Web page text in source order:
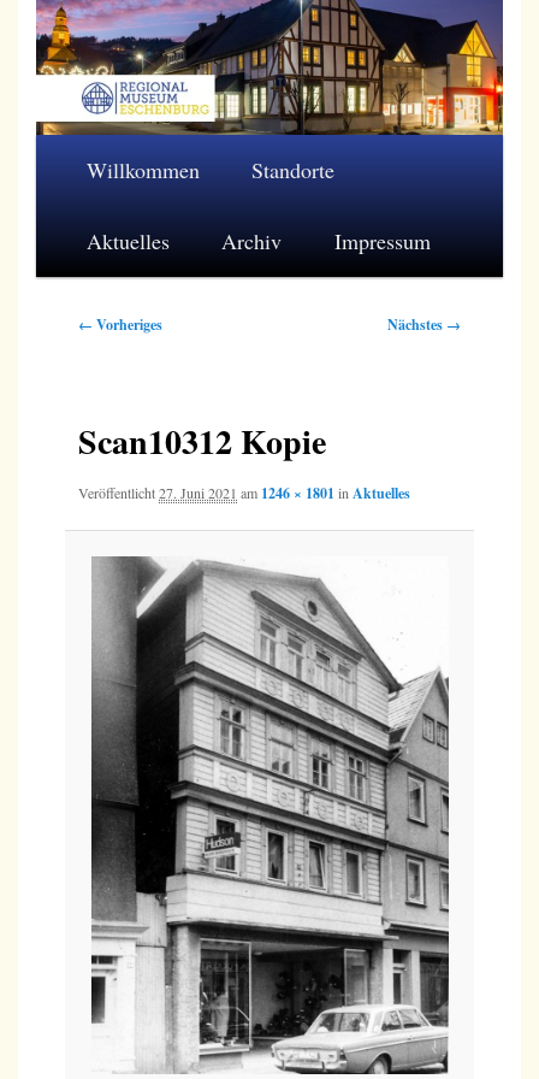
Zum
primären
Inhalt
Regionalmuseum Eschenburg e.V.
Willkommen Standorte
Aktuelles Archiv Impressum
Bilder-
← Vorheriges Nächstes →
Scan10312 Kopie
Veröffentlicht27. Juni 2021 am 1246 × 1801 in Aktuelles